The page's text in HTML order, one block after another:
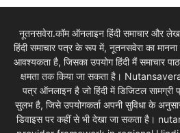
नूतनसवेरा.कॉम ऑनलाइन हिंदी समाचार और
हिंदी समाचार पत्र के रूप में, नूतनसवेरा का
आवश्यकता है, जिसका उपयोग हिंदी मैं समाचार
क्षमता तक किया जा सकता है।
पत्र ऑनलाइन है जो हिंदी में डिजिटल सामग्री
सुलभ है, जिसे उपयोगकर्ता अपनी सुविधा के
डिवाइस पर कहीं से भी देखा जा सकता है।